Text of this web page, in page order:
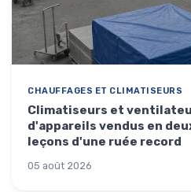
CHAUFFAGES ET CLIMATISEURS
Climatiseurs et
d'appareils vendus en
leçons d'une ruée record
05 août 2026